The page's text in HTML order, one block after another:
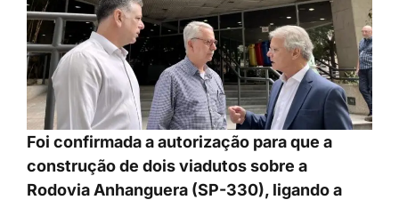
Foi confirmada a autorização para que a
construção de dois viadutos sobre a
Rodovia Anhanguera (SP-330), ligando a